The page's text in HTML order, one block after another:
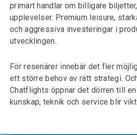
primärt handlar om billigare
upplevelser. Premium leisure,
och aggressiva investeringar i
utvecklingen.
För resenärer innebär det fler
ett större behov av rätt strategi.
Chatflights öppnar det dörren till en
kunskap, teknik och service blir